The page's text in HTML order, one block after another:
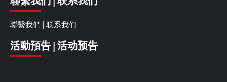
聯繫我們 | 联系我们
活動預告 | 活动预告